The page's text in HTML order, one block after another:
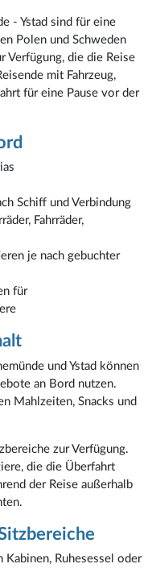
- Ystad sind für eine
Polen und Schweden
Verfügung, die die Reise
mit Fahrzeug,
für eine Pause vor der
Schiff und Verbindung
Fahrräder,
je nach gebuchter
für
und Ystad können
an Bord nutzen.
Mahlzeiten, Snacks und
zur Verfügung.
die die Überfahrt
der Reise außerhalb
Kabinen, Ruhesessel oder